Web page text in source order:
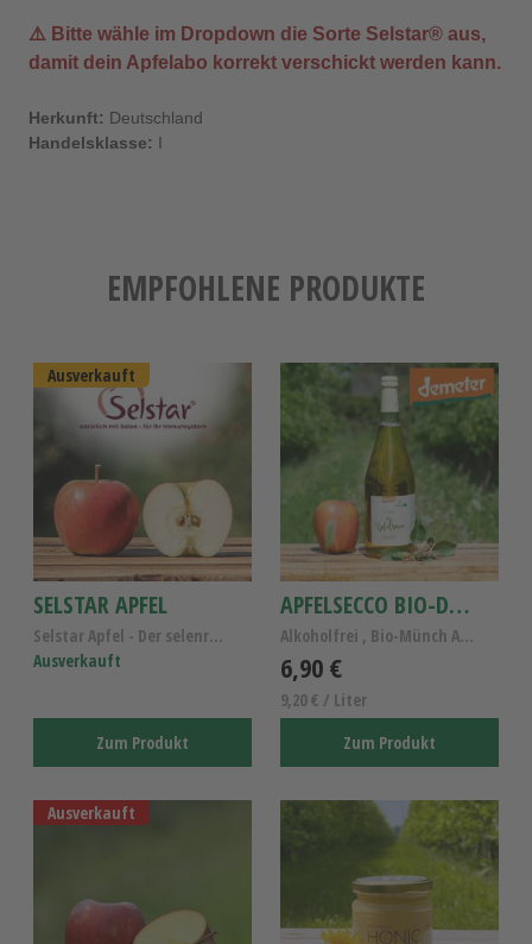
⚠️ Bitte wähle im Dropdown die Sorte Selstar®aus,
damit dein Apfelabo korrekt verschickt werden kann.
Herkunft: Deutschland
Handelsklasse: I
EMPFOHLENE PRODUKTE
Ausverkauft
SELSTAR APFEL
Selstar Apfel - Der selenreiche Elstar Apfel - Alt...
Ausverkauft
Zum Produkt
APFELSECCO BIO-DEMETER 0,75L
Alkoholfrei , Bio-Münch Apfelsecco
6,90 €
9,20 € / Liter
Zum Produkt
Ausverkauft